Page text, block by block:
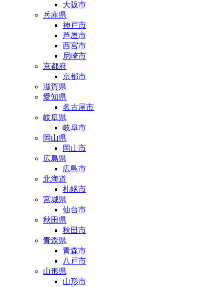
大阪市
兵庫県
神戸市
芦屋市
西宮市
尼崎市
京都府
京都市
滋賀県
愛知県
名古屋市
岐阜県
岐阜市
岡山県
岡山市
広島県
広島市
北海道
札幌市
宮城県
仙台市
秋田県
秋田市
青森県
青森市
八戸市
山形県
山形市